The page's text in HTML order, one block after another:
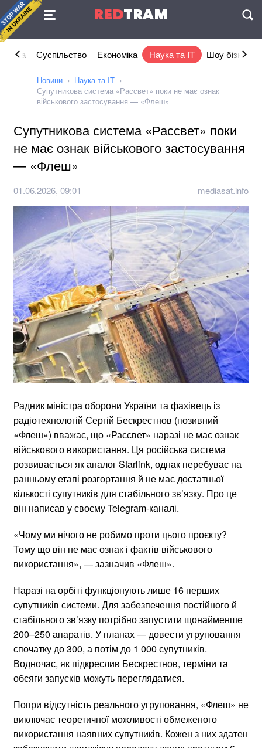
REDTRAM
Угода
Суспільство Економіка Наука та IT Шоу бізнес
Новини
Наука та IT
Супутникова система «Рассвет» поки не має ознак
військового застосування — «Флеш»
Супутникова система «Рассвет» поки
не має ознак військового застосування
— «Флеш»
01.06.2026, 09:01 mediasat.info
Радник міністра оборони України та фахівець із
радіотехнологій Сергій Бескрестнов (позивний
«Флеш») вважає, що «Рассвет» наразі не має ознак
військового використання. Ця російська система
розвивається як аналог Starlink, однак перебуває на
ранньому етапі розгортання й не має достатньої
кількості супутників для стабільного зв’язку. Про це
він написав у своєму Telegram-каналі.
«Чому ми нічого не робимо проти цього проєкту?
Тому що він не має ознак і фактів військового
використання», — зазначив «Флеш».
Наразі на орбіті функціонують лише 16 перших
супутників системи. Для забезпечення постійного й
стабільного зв’язку потрібно запустити щонайменше
200–250 апаратів. У планах — довести угруповання
спочатку до 300, а потім до 1 000 супутників.
Водночас, як підкреслив Бескрестнов, терміни та
обсяги запусків можуть переглядатися.
Попри відсутність реального угруповання, «Флеш» не
виключає теоретичної можливості обмеженого
використання наявних супутників. Кожен з них здатен